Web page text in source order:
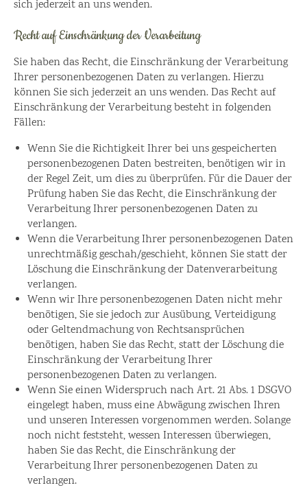
sich jederzeit an uns wenden.
Recht auf Einschränkung der Verarbeitung
Sie haben das Recht, die Einschränkung der Verarbeitung
Ihrer personenbezogenen Daten zu verlangen. Hierzu
können Sie sich jederzeit an uns wenden. Das Recht auf
Einschränkung der Verarbeitung besteht in folgenden
Fällen:
Wenn Sie die Richtigkeit Ihrer bei uns gespeicherten
personenbezogenen Daten bestreiten, benötigen wir in
der Regel Zeit, um dies zu überprüfen. Für die Dauer der
Prüfung haben Sie das Recht, die Einschränkung der
Verarbeitung Ihrer personenbezogenen Daten zu
verlangen.
Wenn die Verarbeitung Ihrer personenbezogenen Daten
unrechtmäßig geschah/geschieht, können Sie statt der
Löschung die Einschränkung der Datenverarbeitung
verlangen.
Wenn wir Ihre personenbezogenen Daten nicht mehr
benötigen, Sie sie jedoch zur Ausübung, Verteidigung
oder Geltendmachung von Rechtsansprüchen
benötigen, haben Sie das Recht, statt der Löschung die
Einschränkung der Verarbeitung Ihrer
personenbezogenen Daten zu verlangen.
Wenn Sie einen Widerspruch nach Art. 21 Abs. 1 DSGVO
eingelegt haben, muss eine Abwägung zwischen Ihren
und unseren Interessen vorgenommen werden. Solange
noch nicht feststeht, wessen Interessen überwiegen,
haben Sie das Recht, die Einschränkung der
Verarbeitung Ihrer personenbezogenen Daten zu
verlangen.